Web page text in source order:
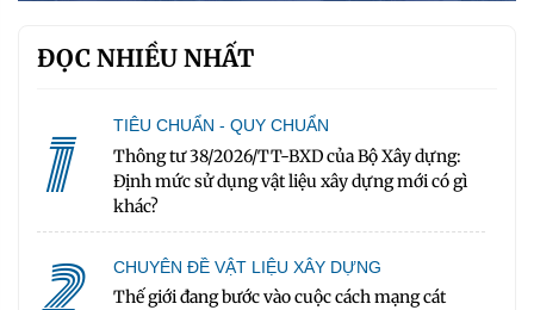
ĐỌC NHIỀU NHẤT
1 TIÊU CHUẨN - QUY CHUẨN
Thông tư 38/2026/TT-BXD của Bộ Xây dựng:
Định mức sử dụng vật liệu xây dựng mới có gì
khác?
CHUYÊN ĐỀ VẬT LIỆU XÂY DỰNG
Thế giới đang bước vào cuộc cách mạng cát